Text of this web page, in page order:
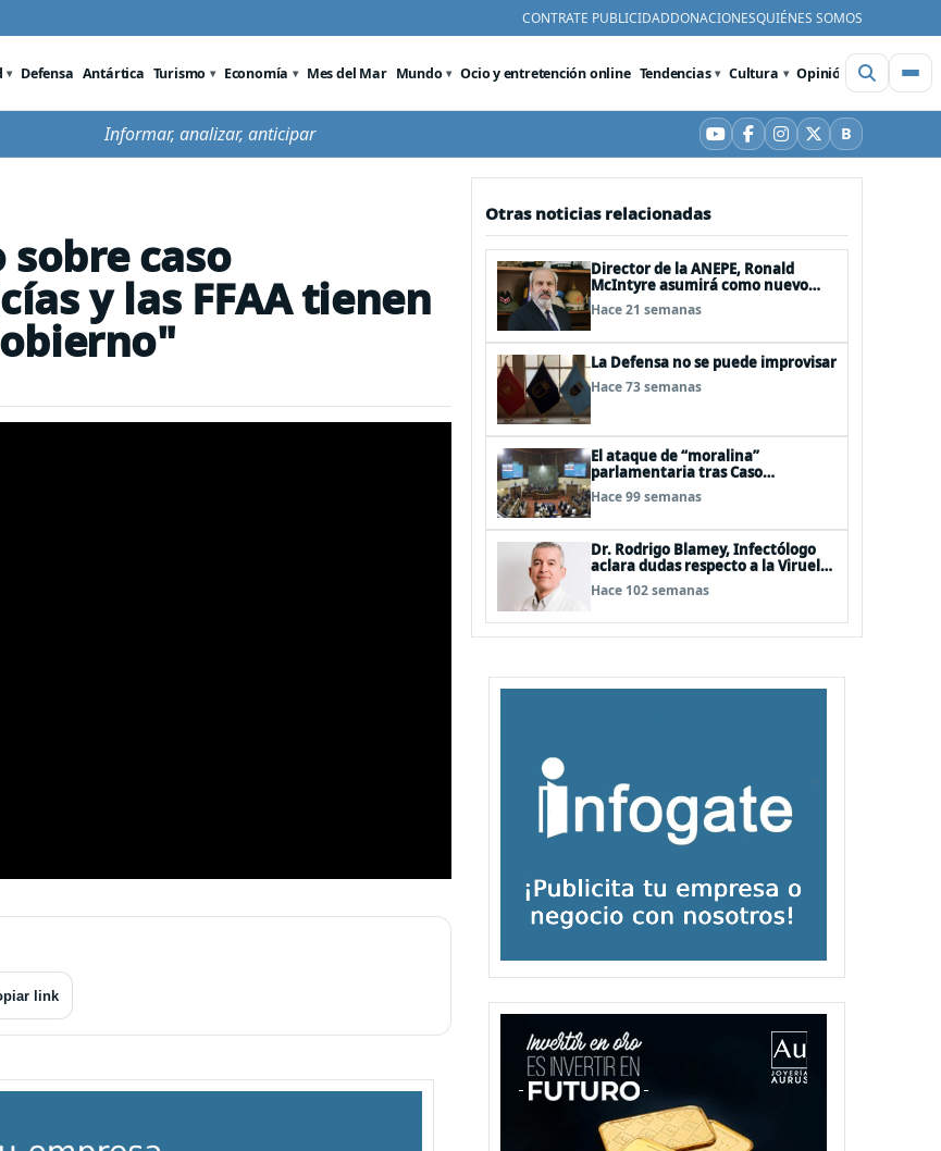
CONTRATE PUBLICIDADDONACIONESQUIÉNES SOMOS
Defensa Antártica Turismo Economía Mes del Mar Mundo Ocio y entretención online Tendencias Cultura Opinión Videos
Informar, analizar, anticipar YouTube
Facebook
Instagram
X BBluesky
caso
y las FFAA tienen
link
Otras noticias relacionadas
Director de la ANEPE, Ronald
McIntyre asumirá como nuevo
director de la ANI
Hace 21 semanas
La Defensa no se puede improvisar
Hace 73 semanas
El ataque de “moralina”
parlamentaria tras Caso
Hermosilla, pero se olvidan que
son los peor evaluados
Hace 99 semanas
Dr. Rodrigo Blamey, Infectólogo
aclara dudas respecto a la Viruela
del Mono (MPOX)
Hace 102 semanas